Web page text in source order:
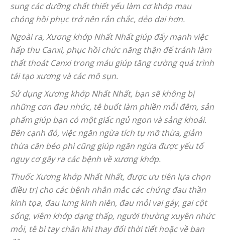
sung các dưỡng chất thiết yếu làm cơ khớp mau
chóng hồi phục trở nên rắn chắc, dẻo dai hơn.
Ngoài ra, Xương khớp Nhất Nhất giúp đẩy mạnh việc
hấp thu Canxi, phục hồi chức năng thận để tránh làm
thất thoát Canxi trong máu giúp tăng cường quá trình
tái tạo xương và các mô sụn.
Sử dụng Xương khớp Nhất Nhất, bạn sẽ không bị
những cơn đau nhức, tê buốt làm phiền mỗi đêm, sản
phẩm giúp bạn có một giấc ngủ ngon và sảng khoái.
Bên cạnh đó, việc ngăn ngừa tích tụ mỡ thừa, giảm
thừa cân béo phì cũng giúp ngăn ngừa được yếu tố
nguy cơ gây ra các bệnh về xương khớp.
Thuốc Xương khớp Nhất Nhất, được ưu tiên lựa chọn
điều trị cho các bệnh nhân mắc các chứng đau thần
kinh tọa, đau lưng kinh niên, đau mỏi vai gáy, gai cột
sống, viêm khớp dạng thấp, người thường xuyên nhức
mỏi, tê bì tay chân khi thay đổi thời tiết hoặc về ban